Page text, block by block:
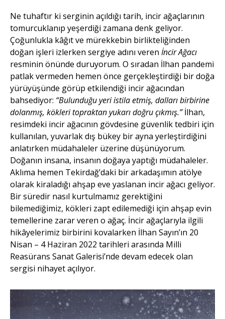
Ne tuhaftır ki serginin açıldığı tarih, incir ağaçlarının
tomurcuklanıp yeşerdiği zamana denk geliyor.
Çoğunlukla kâğıt ve mürekkebin birlikteliğinden
doğan işleri izlerken sergiye adını veren İncir Ağacı
resminin önünde duruyorum. O sıradan İlhan pandemi
patlak vermeden hemen önce gerçekleştirdiği bir doğa
yürüyüşünde görüp etkilendiği incir ağacından
bahsediyor: “Bulunduğu yeri istila etmiş, dalları birbirine
dolanmış, kökleri topraktan yukarı doğru çıkmış.”İlhan,
resimdeki incir ağacının gövdesine güvenlik tedbiri için
kullanılan, yuvarlak dış bükey bir ayna yerleştirdiğini
anlatırken müdahaleler üzerine düşünüyorum.
Doğanın insana, insanın doğaya yaptığı müdahaleler.
Aklıma hemen Tekirdağ’daki bir arkadaşımın atölye
olarak kiraladığı ahşap eve yaslanan incir ağacı geliyor.
Bir süredir nasıl kurtulmamız gerektiğini
bilemediğimiz, kökleri zapt edilemediği için ahşap evin
temellerine zarar veren o ağaç. İncir ağaçlarıyla ilgili
hikâyelerimiz birbirini kovalarken İlhan Sayın’ın 20
Nisan – 4 Haziran 2022 tarihleri arasında Milli
Reasürans Sanat Galerisi’nde devam edecek olan
sergisi nihayet açılıyor.